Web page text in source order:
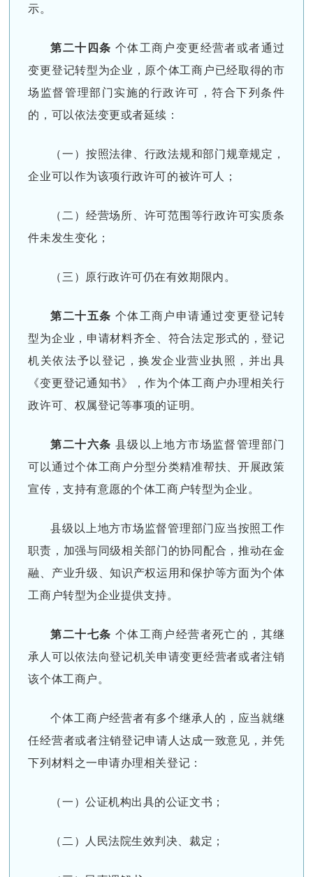
示。
第二十四条 个体工商户变更经营者或者通过
变更登记转型为企业，原个体工商户已经取得的市
场监督管理部门实施的行政许可，符合下列条件
的，可以依法变更或者延续：
（一）按照法律、行政法规和部门规章规定，
企业可以作为该项行政许可的被许可人；
（二）经营场所、许可范围等行政许可实质条
件未发生变化；
（三）原行政许可仍在有效期限内。
第二十五条 个体工商户申请通过变更登记转
型为企业，申请材料齐全、符合法定形式的，登记
机关依法予以登记，换发企业营业执照，并出具
《变更登记通知书》，作为个体工商户办理相关行
政许可、权属登记等事项的证明。
第二十六条 县级以上地方市场监督管理部门
可以通过个体工商户分型分类精准帮扶、开展政策
宣传，支持有意愿的个体工商户转型为企业。
县级以上地方市场监督管理部门应当按照工作
职责，加强与同级相关部门的协同配合，推动在金
融、产业升级、知识产权运用和保护等方面为个体
工商户转型为企业提供支持。
第二十七条 个体工商户经营者死亡的，其继
承人可以依法向登记机关申请变更经营者或者注销
该个体工商户。
个体工商户经营者有多个继承人的，应当就继
任经营者或者注销登记申请人达成一致意见，并凭
下列材料之一申请办理相关登记：
（一）公证机构出具的公证文书；
（二）人民法院生效判决、裁定；